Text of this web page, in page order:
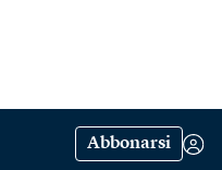
Abbonarsi